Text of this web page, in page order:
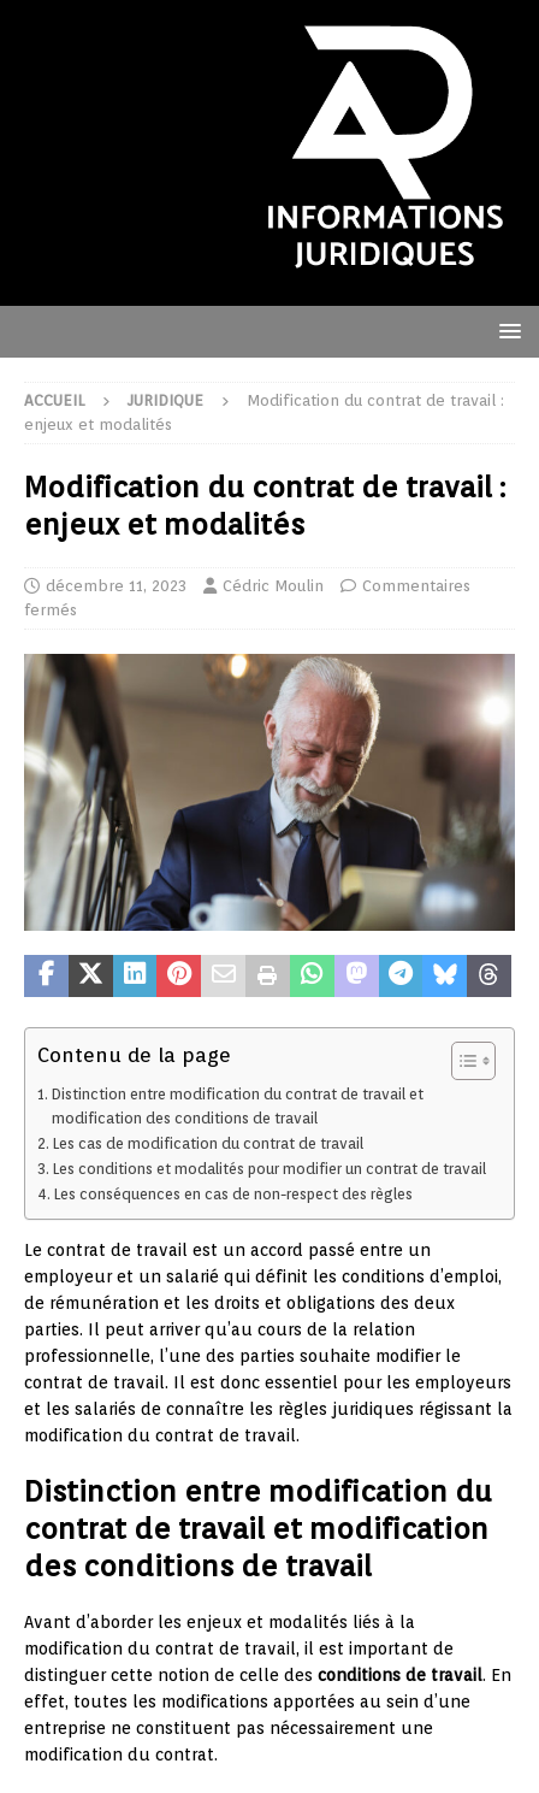
ACCUEIL JURIDIQUE
Modification du contrat de travail :
enjeux et modalités
Modification du contrat de travail :
enjeux et modalités
décembre 11, 2023 Cédric Moulin
Commentaires
fermés
Contenu de la page
Distinction entre modification du contrat de travail et
modification des conditions de travail
Les cas de modification du contrat de travail
Les conditions et modalités pour modifier un contrat de travail
Les conséquences en cas de non-respect des règles
Le contrat de travail est un accord passé entre un
employeur et un salarié qui définit les conditions d’emploi,
de rémunération et les droits et obligations des deux
parties. Il peut arriver qu’au cours de la relation
professionnelle, l’une des parties souhaite modifier le
contrat de travail. Il est donc essentiel pour les employeurs
et les salariés de connaître les règles juridiques régissant la
modification du contrat de travail.
Distinction entre modification du
contrat de travail et modification
des conditions de travail
Avant d’aborder les enjeux et modalités liés à la
modification du contrat de travail, il est important de
distinguer cette notion de celle des conditions de travail. En
effet, toutes les modifications apportées au sein d’une
entreprise ne constituent pas nécessairement une
modification du contrat.